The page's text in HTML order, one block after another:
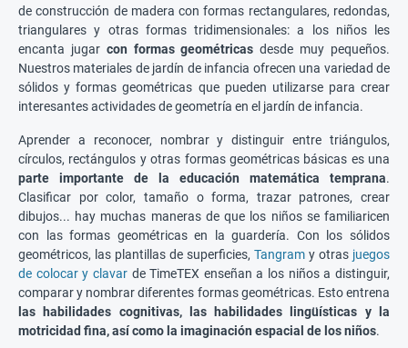
de construcción de madera con formas rectangulares, redondas,
triangulares y otras formas tridimensionales: a los niños les
encanta jugar con formas geométricas desde muy pequeños.
Nuestros materiales de jardín de infancia ofrecen una variedad de
sólidos y formas geométricas que pueden utilizarse para crear
interesantes actividades de geometría en el jardín de infancia.
Aprender a reconocer, nombrar y distinguir entre triángulos,
círculos, rectángulos y otras formas geométricas básicas es una
parte importante de la educación matemática temprana.
Clasificar por color, tamaño o forma, trazar patrones, crear
dibujos... hay muchas maneras de que los niños se familiaricen
con las formas geométricas en la guardería. Con los sólidos
geométricos, las plantillas de superficies, Tangram y otras juegos
de colocar y clavarde TimeTEX enseñan a los niños a distinguir,
comparar y nombrar diferentes formas geométricas. Esto entrena
las habilidades cognitivas, las habilidades lingüísticas y la
motricidad fina, así como la imaginación espacial de los niños.